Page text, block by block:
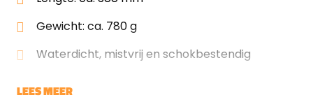
Gewicht: ca. 780 g
Waterdicht, mistvrij en schokbestendig
LEES MEER